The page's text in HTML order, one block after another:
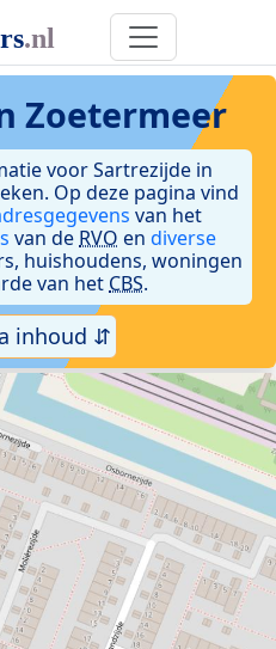
Zoetermeer
voor Sartrezijde in
Op deze pagina vind
van het
van de RVO en diverse
huishoudens, woningen
van het CBS.
inhoud ⇵